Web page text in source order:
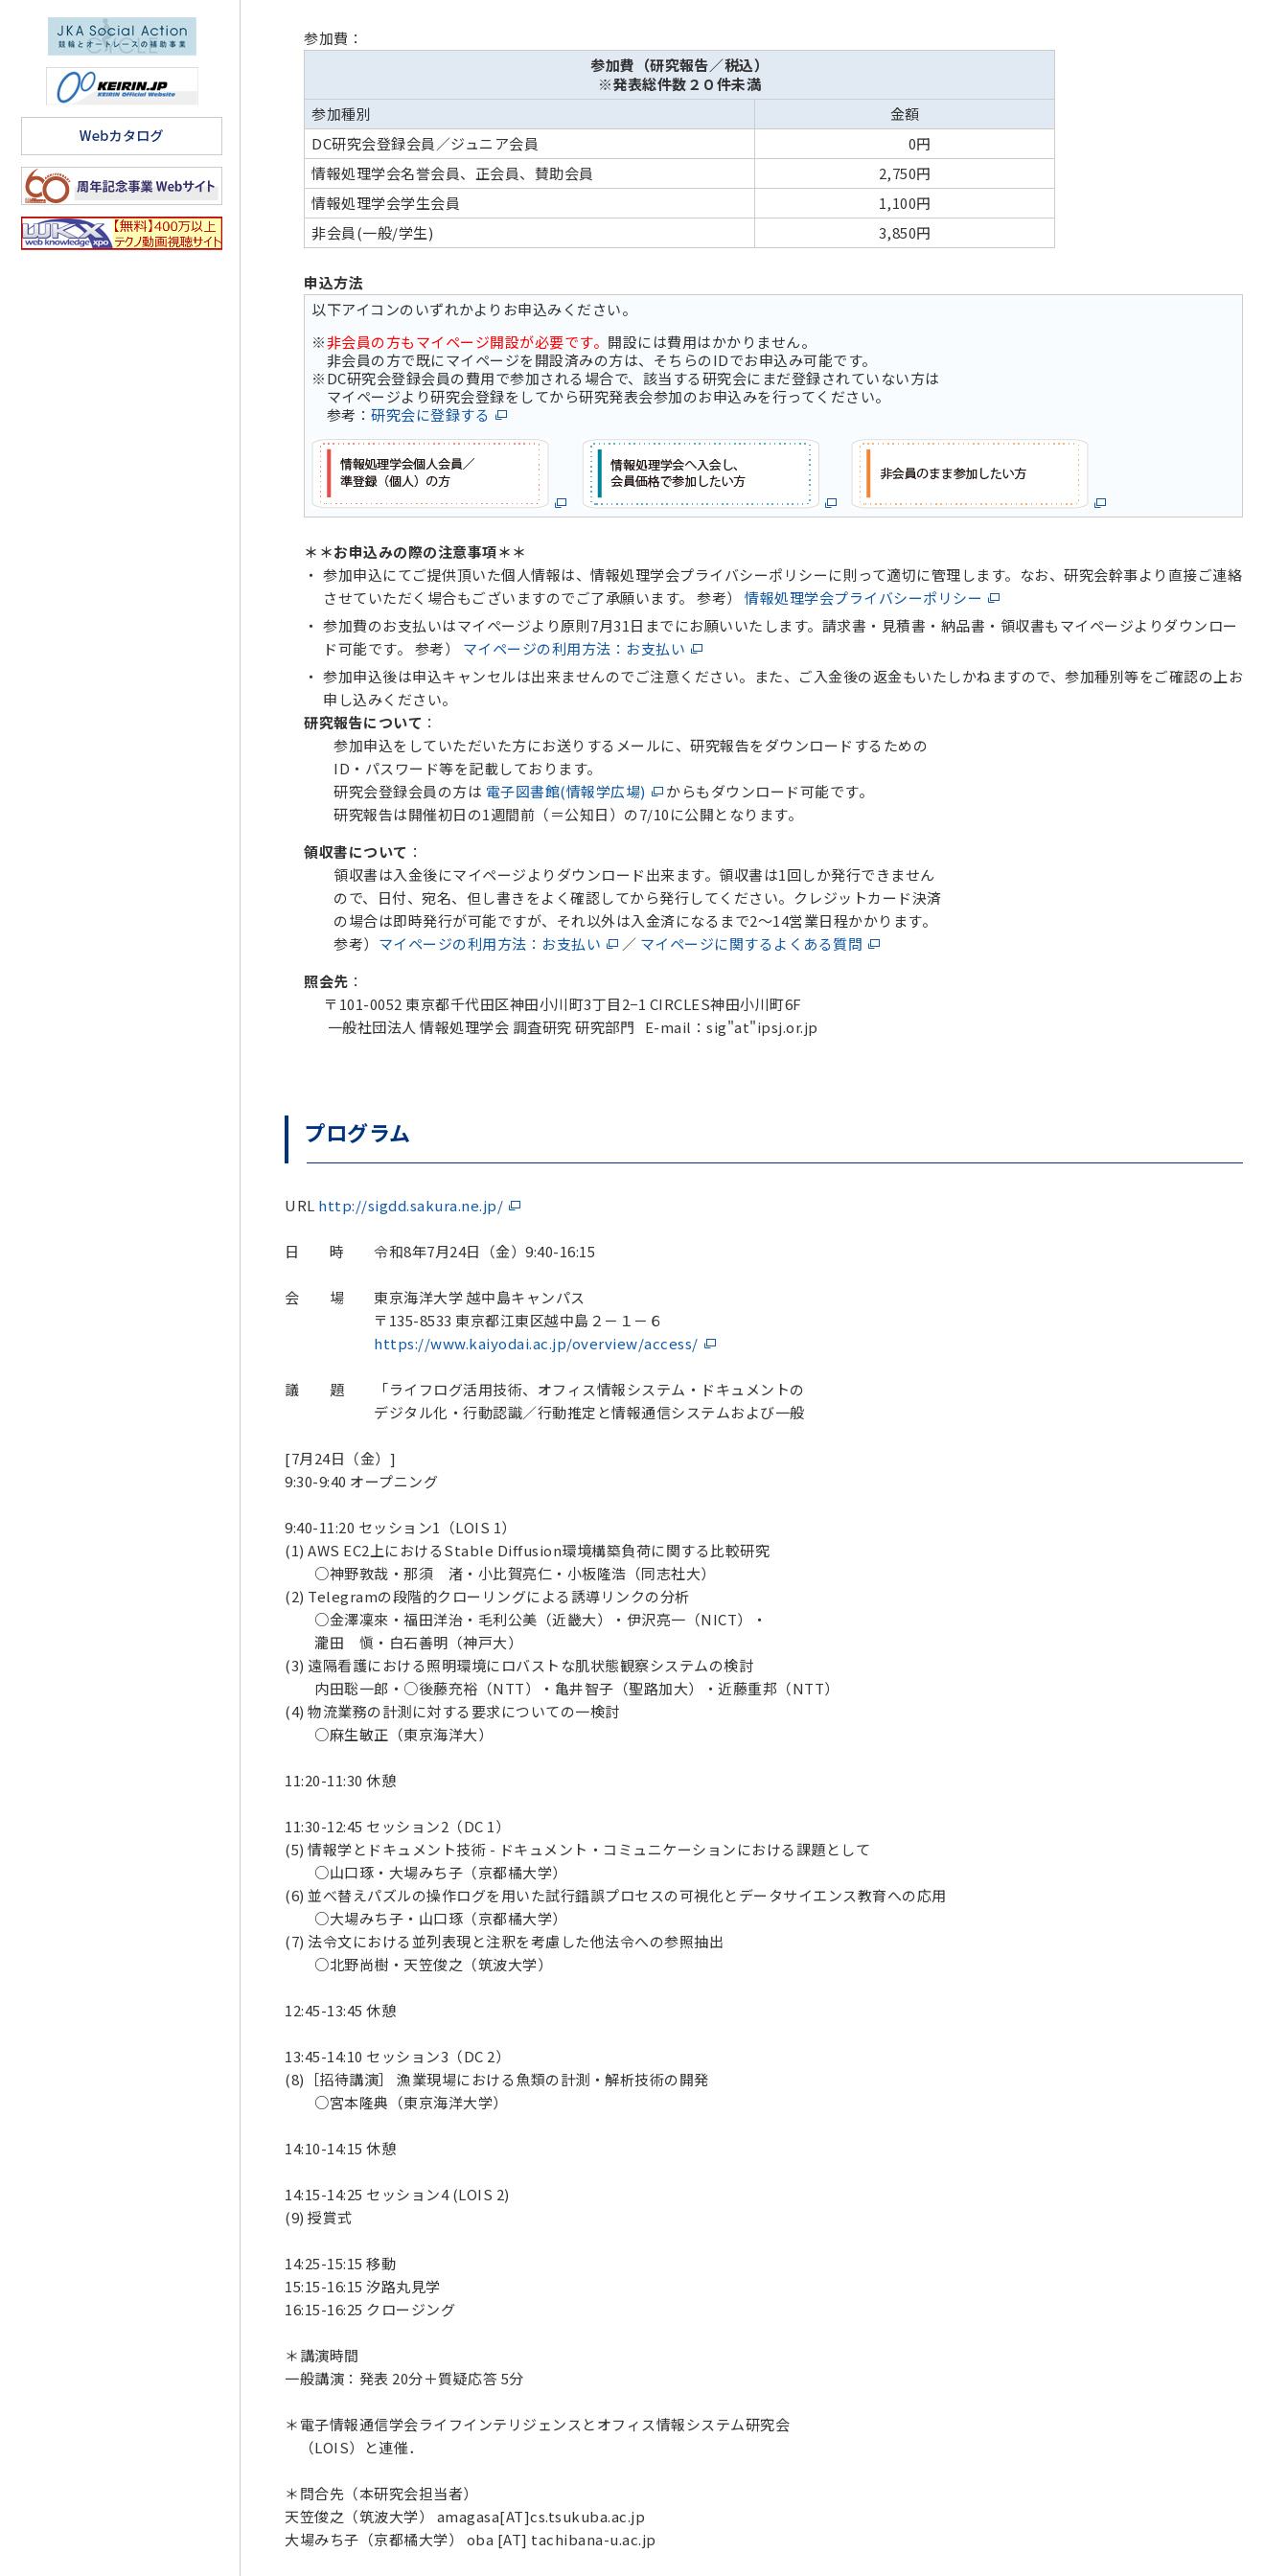
参加費：
参加費（研究報告／税込）
※発表総件数２０件未満
参加種別
金額
DC研究会登録会員／ジュニア会員
0円
情報処理学会名誉会員、正会員、賛助会員
2,750円
情報処理学会学生会員
1,100円
非会員(一般/学生)
3,850円
申込方法
以下アイコンのいずれかよりお申込みください。
※非会員の方もマイページ開設が必要です。 開設には費用はかかりません。
非会員の方で既にマイページを開設済みの方は、そちらのIDでお申込み可能です。
※DC研究会登録会員の費用で参加される場合で、該当する研究会にまだ登録されていない方は
マイページより研究会登録をしてから研究発表会参加のお申込みを行ってください。
参考： 研究会に登録する
＊＊お申込みの際の注意事項＊＊
参加申込にてご提供頂いた個人情報は、情報処理学会プライバシーポリシーに則って適切に管理します。なお、研究会幹事より直接ご連絡
させていただく場合もございますのでご了承願います。 参考） 情報処理学会プライバシーポリシー
参加費のお支払いはマイページより原則7月31日までにお願いいたします。請求書・見積書・納品書・領収書もマイページよりダウンロー
ド可能です。 参考） マイページの利用方法：お支払い
参加申込後は申込キャンセルは出来ませんのでご注意ください。また、ご入金後の返金もいたしかねますので、参加種別等をご確認の上お
申し込みください。
研究報告について ：
参加申込をしていただいた方にお送りするメールに、研究報告をダウンロードするための
ID・パスワード等を記載しております。
研究会登録会員の方は 電子図書館(情報学広場)
からもダウンロード可能です。
研究報告は開催初日の1週間前（＝公知日）の7/10に公開となります。
領収書について ：
領収書は入金後にマイページよりダウンロード出来ます。領収書は1回しか発行できません
ので、日付、宛名、但し書きをよく確認してから発行してください。クレジットカード決済
の場合は即時発行が可能ですが、それ以外は入金済になるまで2～14営業日程かかります。
参考） マイページの利用方法：お支払い ／ マイページに関するよくある質問
照会先 ：
〒101-0052 東京都千代田区神田小川町3丁目2−1 CIRCLES神田小川町6F
一般社団法人 情報処理学会 調査研究 研究部門 E-mail：sig"at"ipsj.or.jp
プログラム
URL http://sigdd.sakura.ne.jp/
日 時 令和8年7月24日（金）9:40-16:15
会 場 東京海洋大学 越中島キャンパス
〒135-8533 東京都江東区越中島２－１－６
https://www.kaiyodai.ac.jp/overview/access/
議 題 「ライフログ活用技術、オフィス情報システム・ドキュメントの
デジタル化・行動認識／行動推定と情報通信システムおよび一般
[7月24日（金）]
9:30-9:40 オープニング
9:40-11:20 セッション1（LOIS 1）
(1) AWS EC2上におけるStable Diffusion環境構築負荷に関する比較研究
○神野敦哉・那須 渚・小比賀亮仁・小板隆浩（同志社大）
(2) Telegramの段階的クローリングによる誘導リンクの分析
○金澤凜來・福田洋治・毛利公美（近畿大）・伊沢亮一（NICT）・
瀧田 愼・白石善明（神戸大）
(3) 遠隔看護における照明環境にロバストな肌状態観察システムの検討
内田聡一郎・○後藤充裕（NTT）・亀井智子（聖路加大）・近藤重邦（NTT）
(4) 物流業務の計測に対する要求についての一検討
○麻生敏正（東京海洋大）
11:20-11:30 休憩
11:30-12:45 セッション2（DC 1）
(5) 情報学とドキュメント技術 - ドキュメント・コミュニケーションにおける課題として
○山口琢・大場みち子（京都橘大学）
(6) 並べ替えパズルの操作ログを用いた試行錯誤プロセスの可視化とデータサイエンス教育への応用
○大場みち子・山口琢（京都橘大学）
(7) 法令文における並列表現と注釈を考慮した他法令への参照抽出
○北野尚樹・天笠俊之（筑波大学）
12:45-13:45 休憩
13:45-14:10 セッション3（DC 2）
(8)［招待講演］ 漁業現場における魚類の計測・解析技術の開発
○宮本隆典（東京海洋大学）
14:10-14:15 休憩
14:15-14:25 セッション4 (LOIS 2)
(9) 授賞式
14:25-15:15 移動
15:15-16:15 汐路丸見学
16:15-16:25 クロージング
＊講演時間
一般講演：発表 20分＋質疑応答 5分
＊電子情報通信学会ライフインテリジェンスとオフィス情報システム研究会
（LOIS）と連催．
＊問合先（本研究会担当者）
天笠俊之（筑波大学） amagasa[AT]cs.tsukuba.ac.jp
大場みち子（京都橘大学） oba [AT] tachibana-u.ac.jp